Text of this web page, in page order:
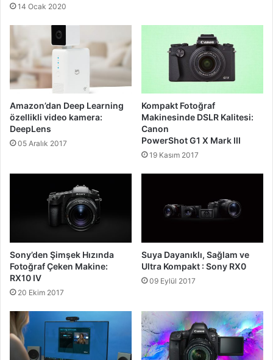
14 Ocak 2020
Amazon’dan Deep Learning
özellikli video kamera:
DeepLens
05 Aralık 2017
Kompakt Fotoğraf
Makinesinde DSLR Kalitesi:
Canon
PowerShot G1 X Mark III
19 Kasım 2017
Sony’den Şimşek Hızında
Fotoğraf Çeken Makine:
RX10 IV
20 Ekim 2017
Suya Dayanıklı, Sağlam ve
Ultra Kompakt : Sony RX0
09 Eylül 2017